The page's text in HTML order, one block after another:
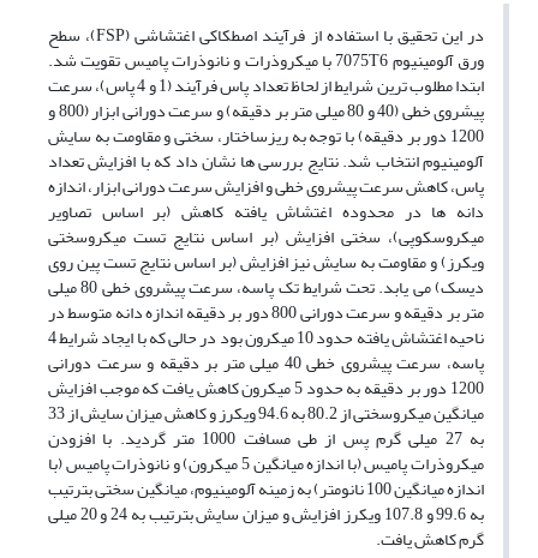
در این تحقیق با استفاده از فرآیند اصطکاکی اغتشاشی (FSP)، سطح
ورق آلومینیوم 7075T6 با میکروذرات و نانوذرات پامیس تقویت شد.
ابتدا مطلوب ترین شرایط از لحاظ تعداد پاس فرآیند (1 و 4 پاس)، سرعت
پیشروی خطی (40 و 80 میلی متر بر دقیقه) و سرعت دورانی ابزار (800 و
1200 دور بر دقیقه) با توجه به ریزساختار، سختی و مقاومت به سایش
آلومینیوم انتخاب شد. نتایج بررسی ها نشان داد که با افزایش تعداد
پاس، کاهش سرعت پیشروی خطی و افزایش سرعت دورانی ابزار، اندازه
دانه ها در محدوده اغتشاش یافته کاهش (بر اساس تصاویر
میکروسکوپی)، سختی افزایش (بر اساس نتایج تست میکروسختی
ویکرز) و مقاومت به سایش نیز افزایش (بر اساس نتایج تست پین روی
دیسک) می یابد. تحت شرایط تک پاسه، سرعت پیشروی خطی 80 میلی
متر بر دقیقه و سرعت دورانی 800 دور بر دقیقه اندازه دانه متوسط در
ناحیه اغتشاش یافته حدود 10 میکرون بود در حالی که با ایجاد شرایط 4
پاسه، سرعت پیشروی خطی 40 میلی متر بر دقیقه و سرعت دورانی
1200 دور بر دقیقه به حدود 5 میکرون کاهش یافت که موجب افزایش
میانگین میکروسختی از 80.2 به 94.6 ویکرز و کاهش میزان سایش از 33
به 27 میلی گرم پس از طی مسافت 1000 متر گردید. با افزودن
میکروذرات پامیس (با اندازه میانگین 5 میکرون) و نانوذرات پامیس (با
اندازه میانگین 100 نانومتر) به زمینه آلومینیوم، میانگین سختی بترتیب
به 99.6 و 107.8 ویکرز افزایش و میزان سایش بترتیب به 24 و 20 میلی
گرم کاهش یافت.